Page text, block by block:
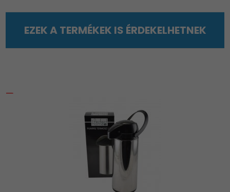
EZEK A TERMÉKEK IS ÉRDEKELHETNEK